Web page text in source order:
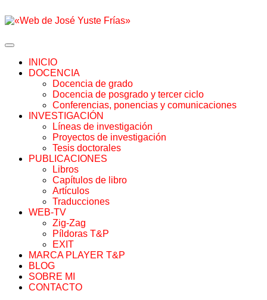
INICIO
DOCENCIA
Docencia de grado
Docencia de posgrado y tercer ciclo
Conferencias, ponencias y comunicaciones
INVESTIGACIÓN
Líneas de investigación
Proyectos de investigación
Tesis doctorales
PUBLICACIONES
Libros
Capítulos de libro
Artículos
Traducciones
WEB-TV
Zig-Zag
Píldoras T&P
EXIT
MARCA PLAYER T&P
BLOG
SOBRE MI
CONTACTO